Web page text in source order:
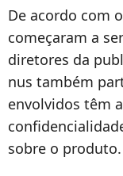
De acordo com
começaram a
diretores da
nus também
envolvidos têm
sobre o produto.